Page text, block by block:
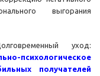
выгорания
уход:
психологическое
получателей